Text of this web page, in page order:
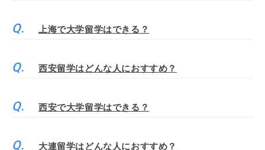
上海で大学留学はできる？
西安留学はどんな人におすすめ？
西安で大学留学はできる？
大連留学はどんな人におすすめ？